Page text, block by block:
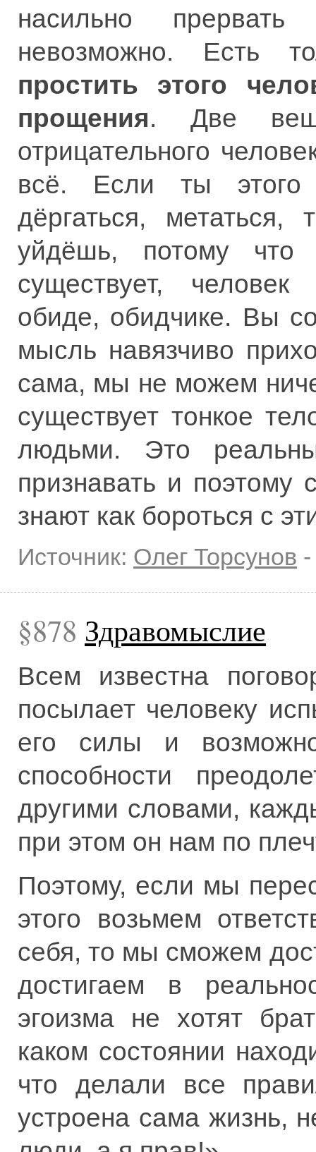
насильно
невозможно. Есть
простить этого
прощения. Две
отрицательного
всё. Если ты
дёргаться,
уйдёшь, потому что
существует,
обиде, обидчике. Вы
мысль навязчиво
сама, мы не можем
существует тонкое
людьми. Это
признавать и поэтому
знают как бороться с
Источник: Олег Торсунов
878 Здравомыслие
Всем известна
посылает человеку
его силы и
способности
другими словами,
при этом он нам по
Поэтому, если мы
этого возьмем
себя, то мы сможем
достигаем в
эгоизма не хотят
каком состоянии
что делали все
устроена сама жизнь,